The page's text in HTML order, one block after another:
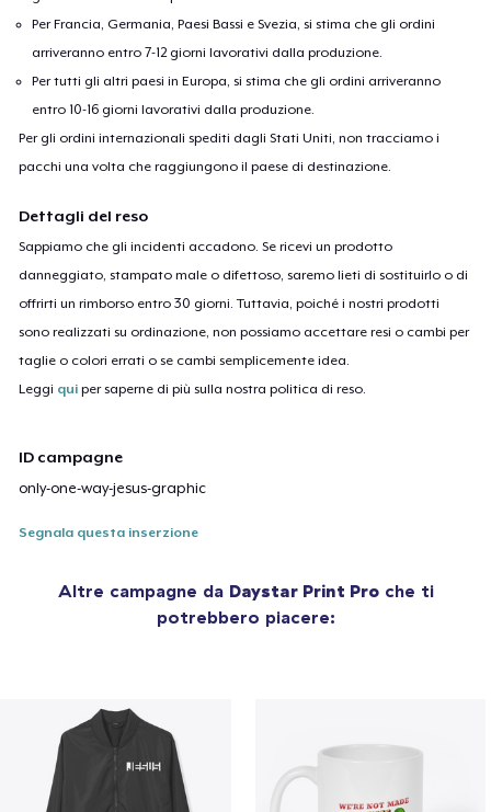
Per Francia, Germania, Paesi Bassi e Svezia, si stima che gli ordini
arriveranno entro 7-12 giorni lavorativi dalla produzione.
Per tutti gli altri paesi in Europa, si stima che gli ordini arriveranno
entro 10-16 giorni lavorativi dalla produzione.
Per gli ordini internazionali spediti dagli Stati Uniti, non tracciamo i
pacchi una volta che raggiungono il paese di destinazione.
Dettagli del reso
Sappiamo che gli incidenti accadono. Se ricevi un prodotto
danneggiato, stampato male o difettoso, saremo lieti di sostituirlo o di
offrirti un rimborso entro 30 giorni. Tuttavia, poiché i nostri prodotti
sono realizzati su ordinazione, non possiamo accettare resi o cambi per
taglie o colori errati o se cambi semplicemente idea.
Leggi qui per saperne di più sulla nostra politica di reso.
ID campagne
only-one-way-jesus-graphic
Segnala questa inserzione
Altre campagne da Daystar Print Proche ti
potrebbero piacere: